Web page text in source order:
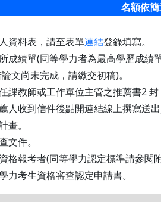
名額依
資料表，請至表單連結登錄填寫。
成績單(同等學力者為最高學歷成績
文尚未完成，請繳交初稿)。
課教師或工作單位主管之推薦書2
人收到信件後點開連結線上撰寫送
畫。
文件。
格報考者(同等學力認定標準請參
力考生資格審查認定申請書。